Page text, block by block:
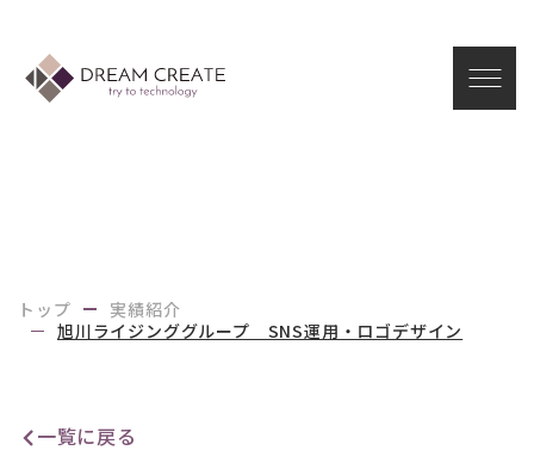
トップ
実績紹介
旭川ライジンググループ SNS運用・ロゴデザイン
一覧に戻る